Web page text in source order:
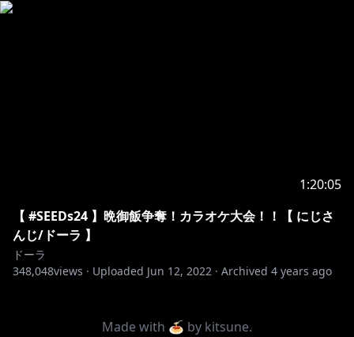
1:20:05
【 #SEEDs24 】晩御飯争奪！カラオケ大会！！【 にじさ
んじ/ドーラ 】
ドーラ
348,048views · Uploaded Jun 12, 2022 · Archived 4 years ago
Made with 🍝 by kitsune.